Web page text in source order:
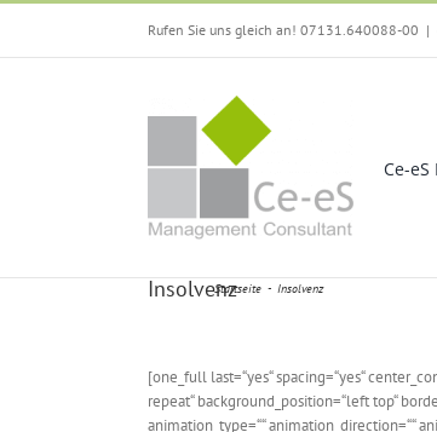
Zum
springen
Rufen Sie uns gleich an! 07131.640088-00 |
Ce-
InsolvenzStartseite Insolvenz
[one_full last=“yes“ spacing=“yes“
repeat“ background_position=“left top“
animation_type=““ animation_direction=““